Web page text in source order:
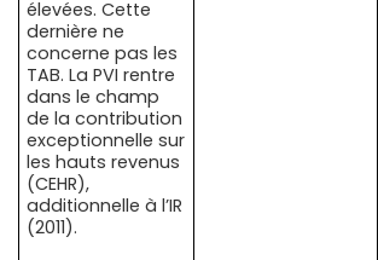
élevées. Cette
dernière ne
concerne pas les
TAB. La PVI rentre
dans le champ
de la contribution
exceptionnelle sur
les hauts revenus
(CEHR),
additionnelle à l’IR
(2011).